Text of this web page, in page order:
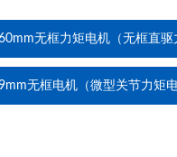
无框力矩电机（无框直驱
无框电机（微型关节力矩电